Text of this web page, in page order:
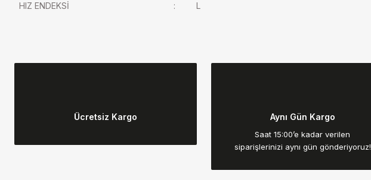
HIZ ENDEKSİ : L
Ürün resmi kalitesiz, bozuk veya görüntülenemiyor.
Ücretsiz Kargo Aynı Gün Kargo
Saat 15:00’e kadar verilen
siparişlerinizi aynı gün gönderiyoruz!